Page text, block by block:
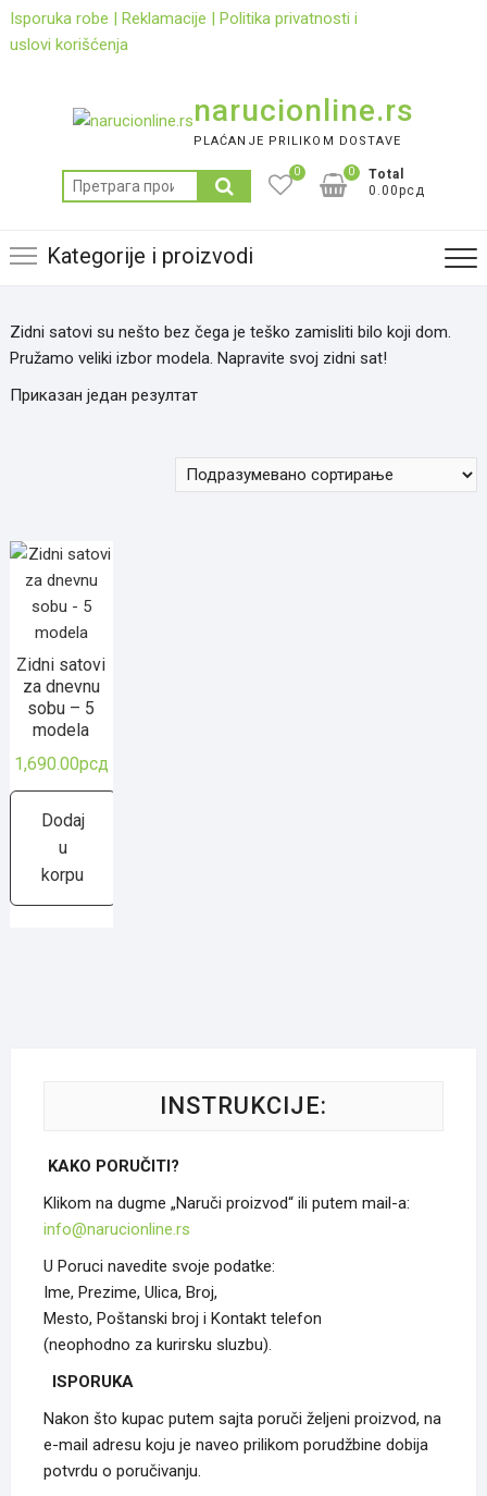
Skip
to
Isporuka robe | Reklamacije | Politika privatnosti i
uslovi korišćenja
narucionline.rs
PLAĆANJE PRILIKOM DOSTAVE
Претрага
за:
0
Total
0.00рсд
0
Kategorije i proizvodi
Zidni satovi su nešto bez čega je teško zamisliti bilo koji dom.
Pružamo veliki izbor modela. Napravite svoj zidni sat!
Приказан један резултат
Zidni satovi
za dnevnu
sobu – 5
modela
1,690.00рсд
Dodaj
u
korpu
INSTRUKCIJE:
KAKO PORUČITI?
Klikom na dugme „Naruči proizvod“ ili putem mail-a:
info@narucionline.rs
U Poruci navedite svoje podatke:
Ime, Prezime, Ulica, Broj,
Mesto, Poštanski broj i Kontakt telefon
(neophodno za kurirsku sluzbu).
ISPORUKA
Nakon što kupac putem sajta poruči željeni proizvod, na
e-mail adresu koju je naveo prilikom porudžbine dobija
potvrdu o poručivanju.